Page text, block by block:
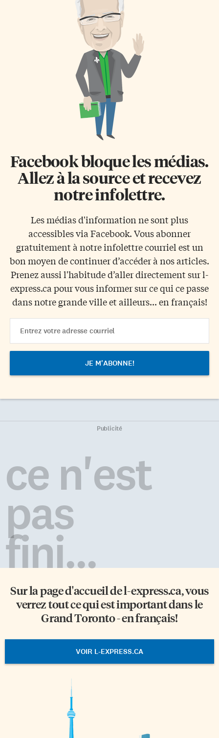
Facebook bloque les médias.
Allez à la source et recevez
notre infolettre.
Les médias d'information ne sont plus
accessibles via Facebook. Vous abonner
gratuitement à notre infolettre courriel est un
bon moyen de continuer d’accéder à nos articles.
Prenez aussi l'habitude d’aller directement sur l-
express.ca pour vous informer sur ce qui ce passe
dans notre grande ville et ailleurs... en français!
Address
Publicité
ce n'est
pas
fini...
Sur la page d'accueil del-express.ca, vous
verrez tout ce qui est important dans le
Grand Toronto - en français!
VOIR L-EXPRESS.CA